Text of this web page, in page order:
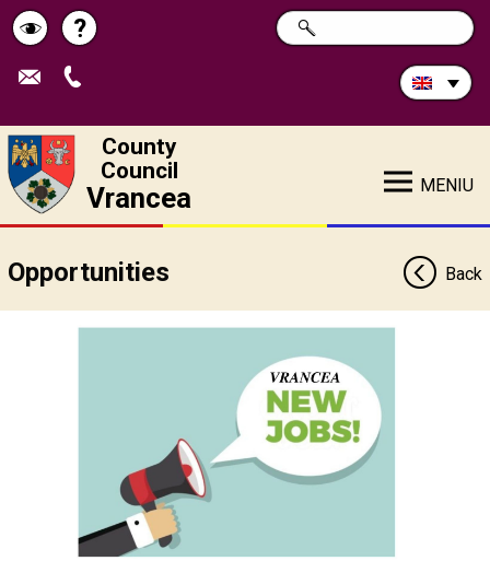
Schimbă
contrastul
Help
?
Search
in
SEARCH
County
Council
Vrancea MENIU
Opportunities Back